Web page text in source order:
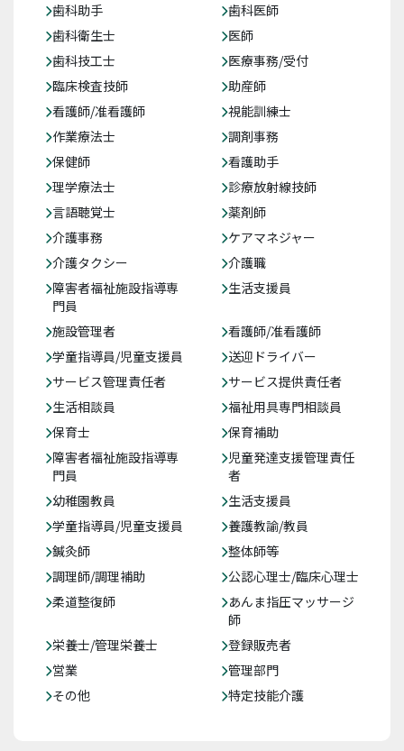
歯科助手
歯科医師
歯科衛生士
医師
歯科技工士
医療事務/受付
臨床検査技師
助産師
看護師/准看護師
視能訓練士
作業療法士
調剤事務
保健師
看護助手
理学療法士
診療放射線技師
言語聴覚士
薬剤師
介護事務
ケアマネジャー
介護タクシー
介護職
障害者福祉施設指導専
門員
生活支援員
施設管理者
看護師/准看護師
学童指導員/児童支援員
送迎ドライバー
サービス管理責任者
サービス提供責任者
生活相談員
福祉用具専門相談員
保育士
保育補助
障害者福祉施設指導専
門員
児童発達支援管理責任
者
幼稚園教員
生活支援員
学童指導員/児童支援員
養護教諭/教員
鍼灸師
整体師等
調理師/調理補助
公認心理士/臨床心理士
柔道整復師
あんま指圧マッサージ
師
栄養士/管理栄養士
登録販売者
営業
管理部門
その他
特定技能介護